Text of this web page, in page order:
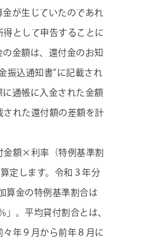
が生じていたのであれ
として申告することに
金額は、還付金のお知
振込通知書”に記載され
通帳に入金された金額
された還付額の差額を計
金額×利率（特例基準割
定します。令和３年分
算金の特例基準割合は
」。平均貸付割合とは、
々年９月から前年８月に